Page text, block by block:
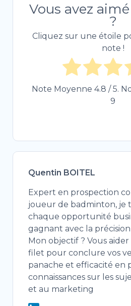
Vous avez
?
Cliquez sur une étoile
note !
Note Moyenne 4.8 / 5.
9
Quentin BOITEL
Expert en prospection
joueur de badminton, je
chaque opportunité
gagnant avec la précision
Mon objectif ? Vous
filet pour conclure vos
panache et efficacité en
connaissances sur les
et au marketing